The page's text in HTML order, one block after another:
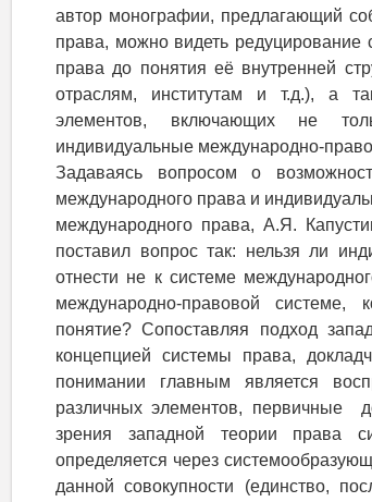
автор монографии, предлагающий
права, можно видеть
права до понятия её внутренней
отраслям, институтам и т.д.), а
элементов, включающих не
индивидуальные международно-
Задаваясь вопросом о
международного права и
международного права, А.Я.
поставил вопрос так: нельзя ли
отнести не к системе
международно-правовой системе,
понятие? Сопоставляя подход
концепцией системы права,
понимании главным является
различных элементов, первичные
зрения западной теории права
определяется через
данной совокупности (единство,